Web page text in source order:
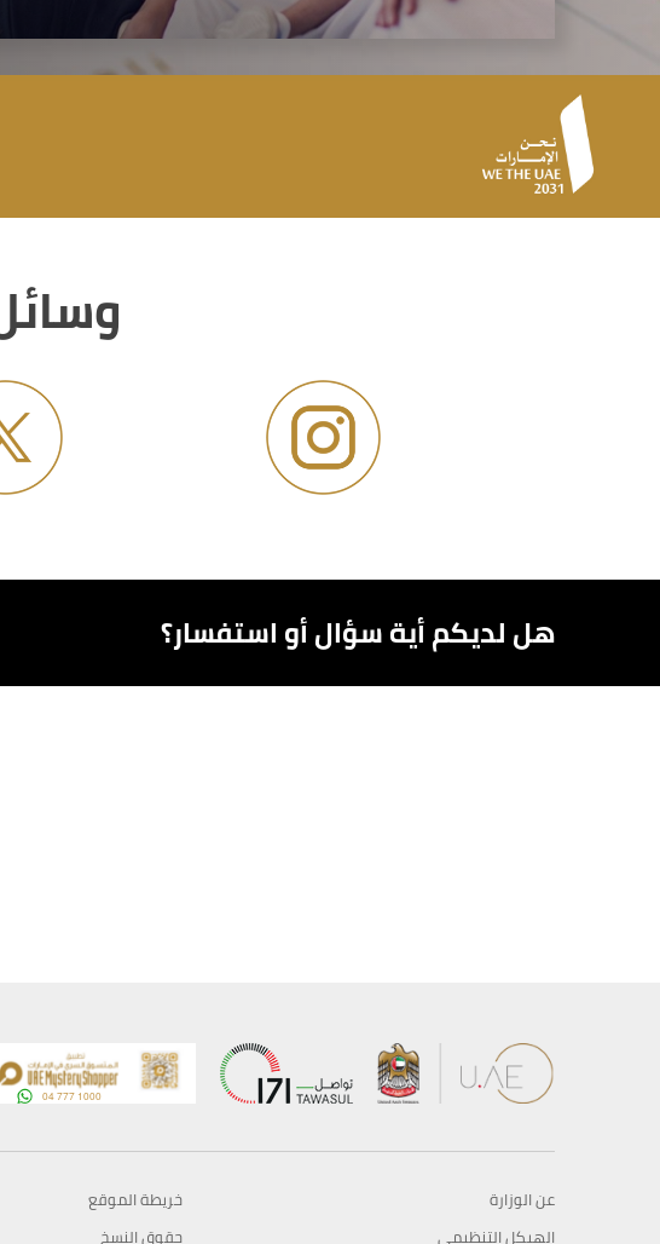
هل لديكم أية سؤال أو استفسار؟
عن الوزارة
الهيكل التنظيمي
خريطة الموقع
حقوق النسخ